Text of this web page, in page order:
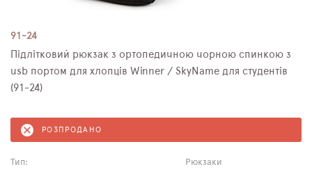
91-24
Підлітковий рюкзак з ортопедичною чорною спинкою з
usb портом для хлопців Winner / SkyName для студентів
(91-24)
РОЗПРОДАНО
Тип:
Рюкзаки